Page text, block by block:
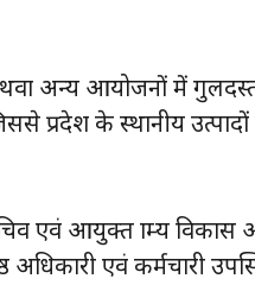
अन्य आयोजनों में
प्रदेश के स्थानीय उत्पादों
एवं आयुक्त ग्राम्य विकास
एवं कर्मचारी